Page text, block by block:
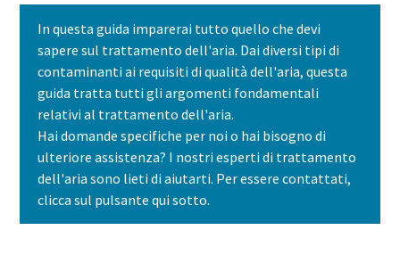
In questa guida imparerai tutto quello che devi
sapere sul trattamento dell'aria. Dai diversi tipi di
contaminanti ai requisiti di qualità dell'aria, questa
guida tratta tutti gli argomenti fondamentali
relativi al trattamento dell'aria.
Hai domande specifiche per noi o hai bisogno di
ulteriore assistenza? I nostri esperti di trattamento
dell'aria sono lieti di aiutarti. Per essere contattati,
clicca sul pulsante qui sotto.